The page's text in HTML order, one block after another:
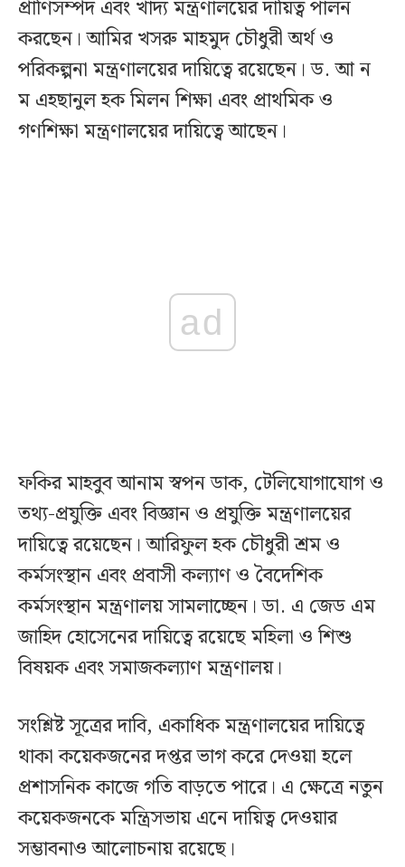
প্রাণিসম্পদ এবং খাদ্য মন্ত্রণালয়ের দায়িত্ব পালন
করছেন। আমির খসরু মাহমুদ চৌধুরী অর্থ ও
পরিকল্পনা মন্ত্রণালয়ের দায়িত্বে রয়েছেন। ড. আ ন
ম এহছানুল হক মিলন শিক্ষা এবং প্রাথমিক ও
গণশিক্ষা মন্ত্রণালয়ের দায়িত্বে আছেন।
ad
ফকির মাহবুব আনাম স্বপন ডাক, টেলিযোগাযোগ ও
তথ্য-প্রযুক্তি এবং বিজ্ঞান ও প্রযুক্তি মন্ত্রণালয়ের
দায়িত্বে রয়েছেন। আরিফুল হক চৌধুরী শ্রম ও
কর্মসংস্থান এবং প্রবাসী কল্যাণ ও বৈদেশিক
কর্মসংস্থান মন্ত্রণালয় সামলাচ্ছেন। ডা. এ জেড এম
জাহিদ হোসেনের দায়িত্বে রয়েছে মহিলা ও শিশু
বিষয়ক এবং সমাজকল্যাণ মন্ত্রণালয়।
সংশ্লিষ্ট সূত্রের দাবি, একাধিক মন্ত্রণালয়ের দায়িত্বে
থাকা কয়েকজনের দপ্তর ভাগ করে দেওয়া হলে
প্রশাসনিক কাজে গতি বাড়তে পারে। এ ক্ষেত্রে নতুন
কয়েকজনকে মন্ত্রিসভায় এনে দায়িত্ব দেওয়ার
সম্ভাবনাও আলোচনায় রয়েছে।